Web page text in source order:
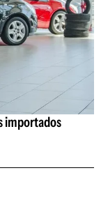
importados